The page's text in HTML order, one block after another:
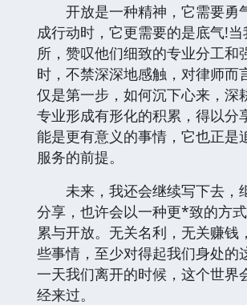
开放是一种精神，它需要勇
成行动时，它更需要的是底气!
所，赞叹他们细致的专业分工和
时，不禁深深地感触，对律师而
仅是第一步，如何沉下心来，深
专业形成有形化的积累，得以分
能是更有意义的事情，它也正是
服务的前提。
未来，我还会继续写下去，
分享，也许会以一种更*致的方
累与开放。无关名利，无关赚钱
些事情，至少对得起我们身处的
一天我们离开的时候，这个世界
经来过。